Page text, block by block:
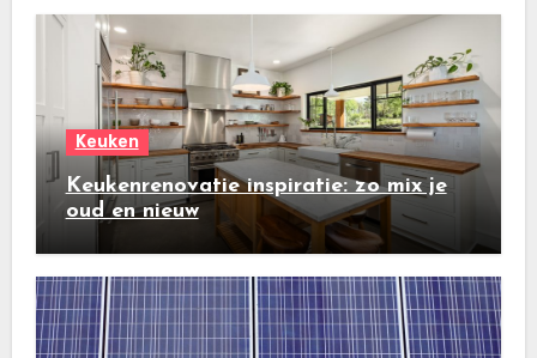
Keuken
Keukenrenovatie inspiratie: zo mix je
oud en nieuw